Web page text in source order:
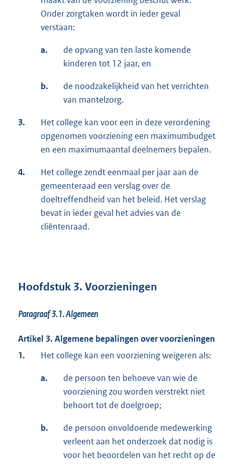
Onder zorgtaken wordt in ieder geval
verstaan:
a.
de opvang van ten laste komende
kinderen tot 12 jaar, en
b.
de noodzakelijkheid van het verrichten
van mantelzorg.
3.
Het college kan voor een in deze verordening
opgenomen voorziening een maximumbudget
en een maximumaantal deelnemers bepalen.
4.
Het college zendt eenmaal per jaar aan de
gemeenteraad een verslag over de
doeltreffendheid van het beleid. Het verslag
bevat in ieder geval het advies van de
cliëntenraad.
Hoofdstuk 3. Voorzieningen
Paragraaf 3.1.Algemeen
Artikel 3. Algemene bepalingen over voorzieningen
1.
Het college kan een voorziening weigeren als:
a.
de persoon ten behoeve van wie de
voorziening zou worden verstrekt niet
behoort tot de doelgroep;
b.
de persoon onvoldoende medewerking
verleent aan het onderzoek dat nodig is
voor het beoordelen van het recht op de